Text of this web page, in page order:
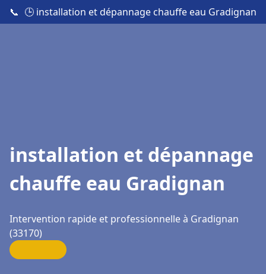
📞 🕒 installation et dépannage chauffe eau Gradignan
installation et dépannage
chauffe eau Gradignan
Intervention rapide et professionnelle à Gradignan
(33170)